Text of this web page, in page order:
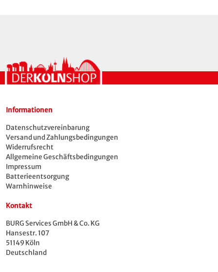
Informationen
Datenschutzvereinbarung
Versand und Zahlungsbedingungen
Widerrufsrecht
Allgemeine Geschäftsbedingungen
Impressum
Batterieentsorgung
Warnhinweise
Kontakt
BURG Services GmbH & Co. KG
Hansestr. 107
51149 Köln
Deutschland